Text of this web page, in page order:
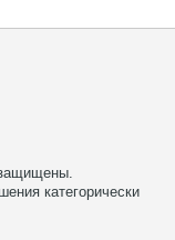
категорически